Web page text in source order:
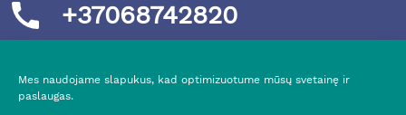
Mes naudojame slapukus, kad optimizuotume mūsų svetainę ir
paslaugas.
+37068742820